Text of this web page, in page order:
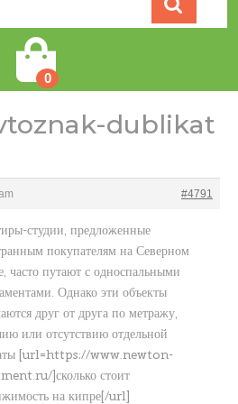
0
dublikat
#4791
студии, предложенные
покупателям на Северном
часто путают с односпальными
Однако эти объекты
друг от друга по метражу,
или отсутствию отдельной
[url=https://www.newton-
]сколько стоит
на кипре[/url]